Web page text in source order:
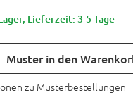
Lieferzeit: 3-5 Tage
Muster in den
zu Musterbestellungen